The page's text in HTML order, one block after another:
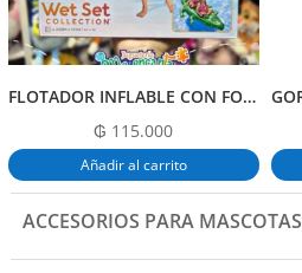
FLOTADOR INFLABLE CON FORMA DE COCODRILO DE INTEX
₲ 115.000
Añadir al carrito
ACCESORIOS PARA MASCOTAS